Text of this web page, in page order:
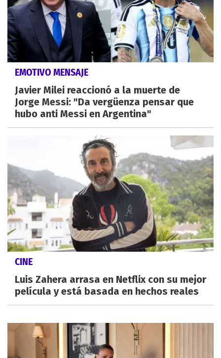
EMOTIVO MENSAJE
Javier Milei reaccionó a la muerte de
Jorge Messi: "Da vergüenza pensar que
hubo anti Messi en Argentina"
CINE
Luis Zahera arrasa en Netflix con su mejor
película y está basada en hechos reales